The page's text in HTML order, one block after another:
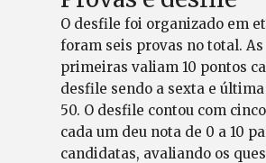
O desfile foi organizado em
foram seis provas no total. As
primeiras valiam 10 pontos
desfile sendo a sexta e
50. O desfile contou com
cada um deu nota de 0 a 10
candidatas, avaliando os